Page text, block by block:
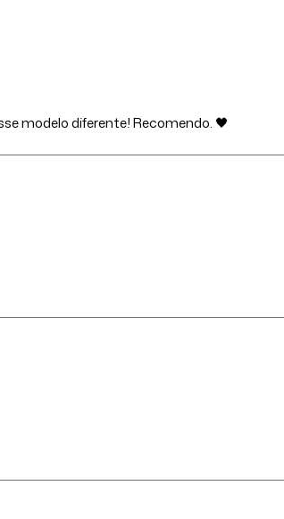
modelo diferente! Recomendo. 🖤